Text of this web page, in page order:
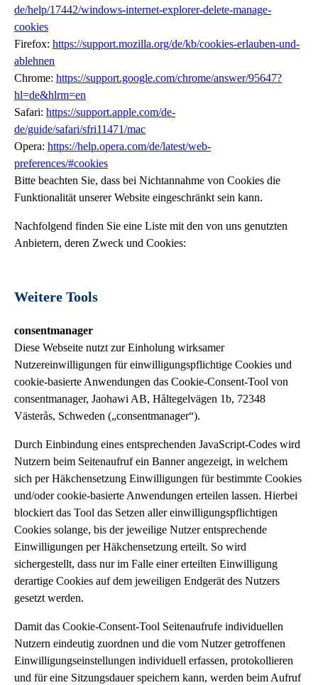
de/help/17442/windows-internet-explorer-delete-manage-
cookies
Firefox: https://support.mozilla.org/de/kb/cookies-erlauben-und-
ablehnen
Chrome: https://support.google.com/chrome/answer/95647?
hl=de&hlrm=en
Safari: https://support.apple.com/de-
de/guide/safari/sfri11471/mac
Opera: https://help.opera.com/de/latest/web-
preferences/#cookies
Bitte beachten Sie, dass bei Nichtannahme von Cookies die
Funktionalität unserer Website eingeschränkt sein kann.
Nachfolgend finden Sie eine Liste mit den von uns genutzten
Anbietern, deren Zweck und Cookies:
Weitere Tools
consentmanager
Diese Webseite nutzt zur Einholung wirksamer
Nutzereinwilligungen für einwilligungspflichtige Cookies und
cookie-basierte Anwendungen das Cookie-Consent-Tool von
consentmanager, Jaohawi AB, Håltegelvägen 1b, 72348
Västerås, Schweden („consentmanager“).
Durch Einbindung eines entsprechenden JavaScript-Codes wird
Nutzern beim Seitenaufruf ein Banner angezeigt, in welchem
sich per Häkchensetzung Einwilligungen für bestimmte Cookies
und/oder cookie-basierte Anwendungen erteilen lassen. Hierbei
blockiert das Tool das Setzen aller einwilligungspflichtigen
Cookies solange, bis der jeweilige Nutzer entsprechende
Einwilligungen per Häkchensetzung erteilt. So wird
sichergestellt, dass nur im Falle einer erteilten Einwilligung
derartige Cookies auf dem jeweiligen Endgerät des Nutzers
gesetzt werden.
Damit das Cookie-Consent-Tool Seitenaufrufe individuellen
Nutzern eindeutig zuordnen und die vom Nutzer getroffenen
Einwilligungseinstellungen individuell erfassen, protokollieren
und für eine Sitzungsdauer speichern kann, werden beim Aufruf